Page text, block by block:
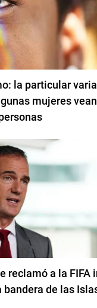
la particular
mujeres
reclamó a la FIFA
bandera de las